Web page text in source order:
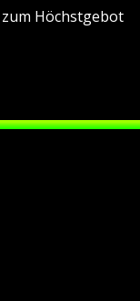
Höchstgebot